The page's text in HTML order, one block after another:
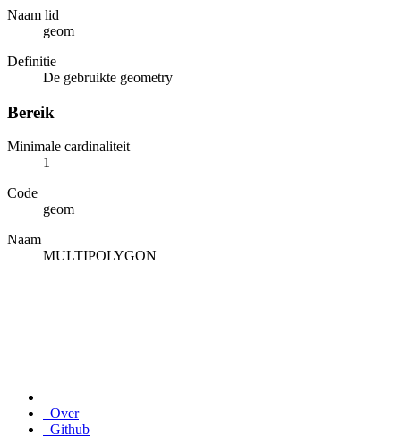
Naam lid
geom
Definitie
De gebruikte geometry
Bereik
Minimale cardinaliteit
1
Code
geom
Naam
MULTIPOLYGON
Over
Github